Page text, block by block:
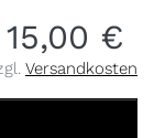
15,00 €
Versandkosten